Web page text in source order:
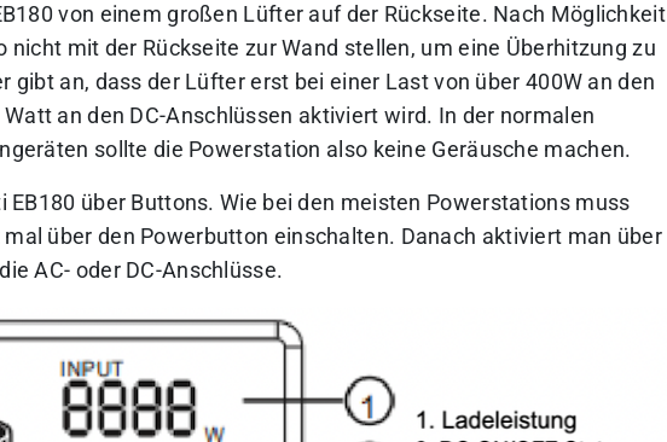
von einem großen Lüfter auf der Rückseite. Nach Möglichkeit
nicht mit der Rückseite zur Wand stellen, um eine Überhitzung zu
gibt an, dass der Lüfter erst bei einer Last von über 400W an den
an den DC-Anschlüssen aktiviert wird. In der normalen
sollte die Powerstation also keine Geräusche machen.
EB180 über Buttons. Wie bei den meisten Powerstations muss
über den Powerbutton einschalten. Danach aktiviert man über
AC- oder DC-Anschlüsse.